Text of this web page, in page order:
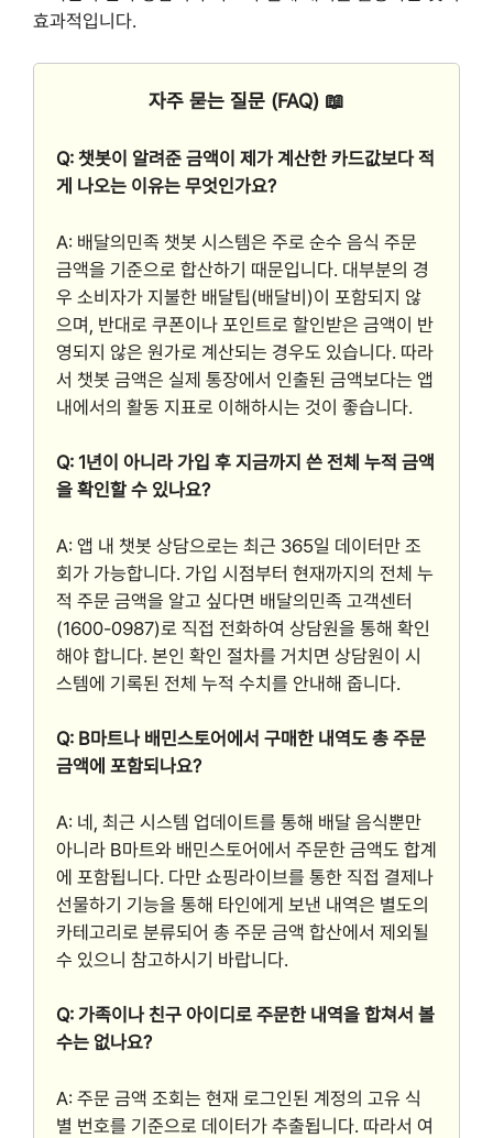
효과적입니다.
자주 묻는 질문 (FAQ) 📖
Q: 챗봇이 알려준 금액이 제가 계산한 카드값보다 적
게 나오는 이유는 무엇인가요?
A: 배달의민족 챗봇 시스템은 주로 순수 음식 주문
금액을 기준으로 합산하기 때문입니다. 대부분의 경
우 소비자가 지불한 배달팁(배달비)이 포함되지 않
으며, 반대로 쿠폰이나 포인트로 할인받은 금액이 반
영되지 않은 원가로 계산되는 경우도 있습니다. 따라
서 챗봇 금액은 실제 통장에서 인출된 금액보다는 앱
내에서의 활동 지표로 이해하시는 것이 좋습니다.
Q: 1년이 아니라 가입 후 지금까지 쓴 전체 누적 금액
을 확인할 수 있나요?
A: 앱 내 챗봇 상담으로는 최근 365일 데이터만 조
회가 가능합니다. 가입 시점부터 현재까지의 전체 누
적 주문 금액을 알고 싶다면 배달의민족 고객센터
(1600-0987)로 직접 전화하여 상담원을 통해 확인
해야 합니다. 본인 확인 절차를 거치면 상담원이 시
스템에 기록된 전체 누적 수치를 안내해 줍니다.
Q: B마트나 배민스토어에서 구매한 내역도 총 주문
금액에 포함되나요?
A: 네, 최근 시스템 업데이트를 통해 배달 음식뿐만
아니라 B마트와 배민스토어에서 주문한 금액도 합계
에 포함됩니다. 다만 쇼핑라이브를 통한 직접 결제나
선물하기 기능을 통해 타인에게 보낸 내역은 별도의
카테고리로 분류되어 총 주문 금액 합산에서 제외될
수 있으니 참고하시기 바랍니다.
Q: 가족이나 친구 아이디로 주문한 내역을 합쳐서 볼
수는 없나요?
A: 주문 금액 조회는 현재 로그인된 계정의 고유 식
별 번호를 기준으로 데이터가 추출됩니다. 따라서 여